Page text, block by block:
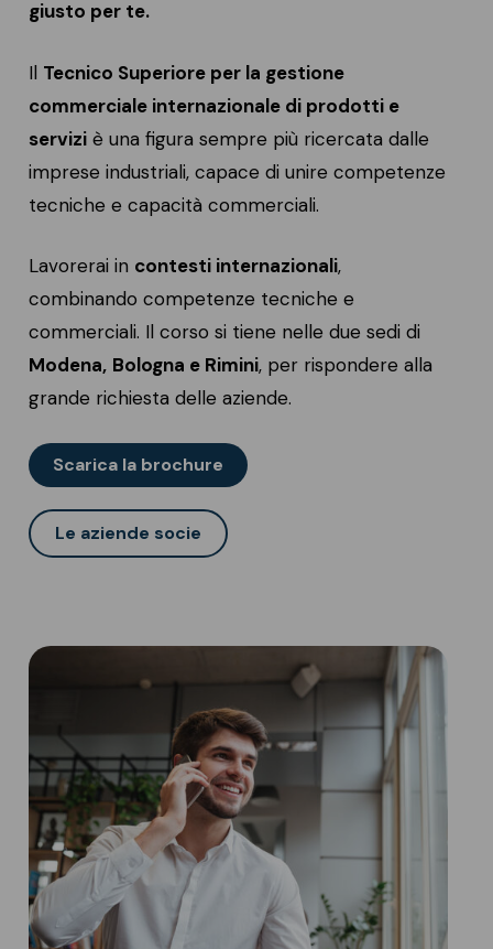
giusto per te.
Il Tecnico Superiore per la gestione
commerciale internazionale di prodotti e
servizi è una figura sempre più ricercata dalle
imprese industriali, capace di unire competenze
tecniche e capacità commerciali.
Lavorerai in contesti internazionali,
combinando competenze tecniche e
commerciali. Il corso si tiene nelle due sedi di
Modena, Bologna e Rimini, per rispondere alla
grande richiesta delle aziende.
Scarica la brochure
Le aziende socie